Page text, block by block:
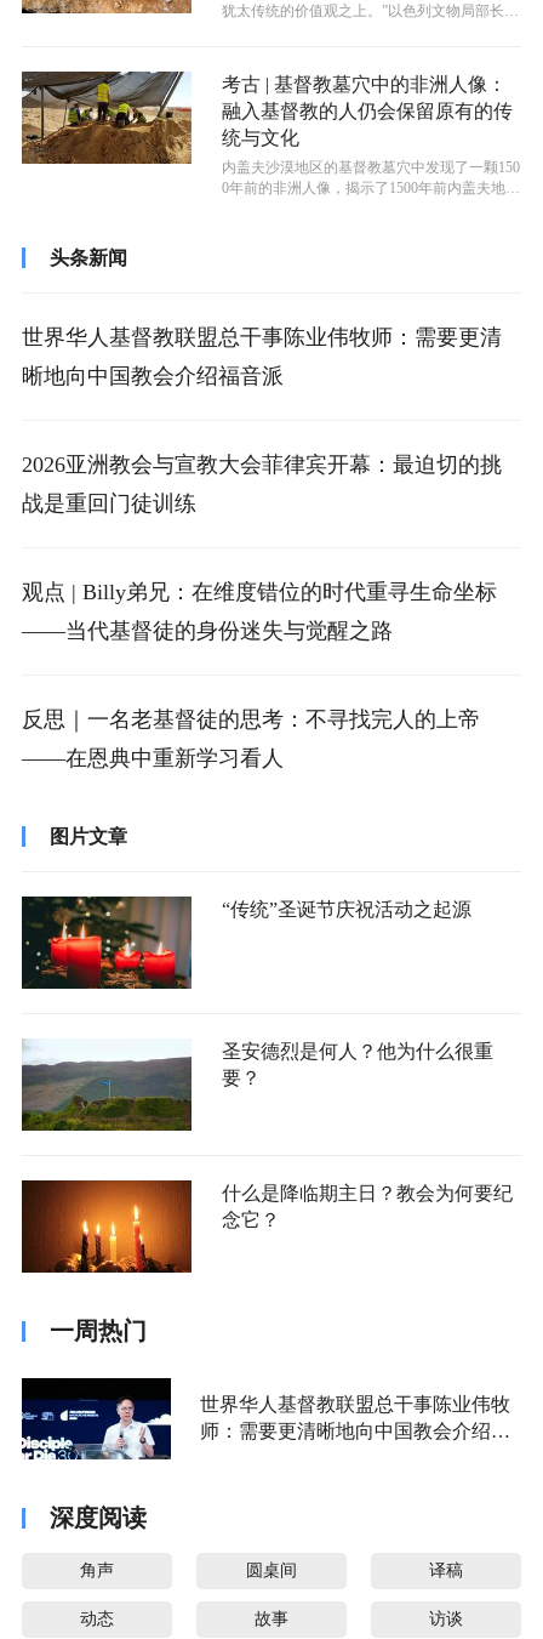
犹太传统的价值观之上。”以色列文物局部长阿
考古 | 基督教墓穴中的非洲人像：
融入基督教的人仍会保留原有的传
统与文化
​内盖夫沙漠地区的基督教墓穴中发现了一颗150
0年前的非洲人像，揭示了1500年前内盖夫地区
头条新闻
世界华人基督教联盟总干事陈业伟牧师：需要更清
晰地向中国教会介绍福音派
2026亚洲教会与宣教大会菲律宾开幕：最迫切的挑
战是重回门徒训练
观点 | Billy弟兄：在维度错位的时代重寻生命坐标
——当代基督徒的身份迷失与觉醒之路
反思｜一名老基督徒的思考：不寻找完人的上帝
——在恩典中重新学习看人
图片文章
“传统”圣诞节庆祝活动之起源
圣安德烈是何人？他为什么很重
要？
什么是降临期主日？教会为何要纪
念它？
一周热门
世界华人基督教联盟总干事陈业伟牧
师：需要更清晰地向中国教会介绍福
深度阅读
角声 圆桌间 译稿
动态 故事 访谈